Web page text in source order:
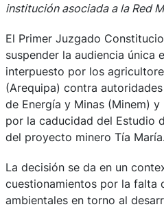
institución asociada a la Red
El Primer Juzgado
suspender la audiencia única
interpuesto por los
(Arequipa) contra
de Energía y Minas (Minem)
por la caducidad del Estudio
del proyecto minero Tía María.
La decisión se da en un
cuestionamientos por la falta
ambientales en torno al